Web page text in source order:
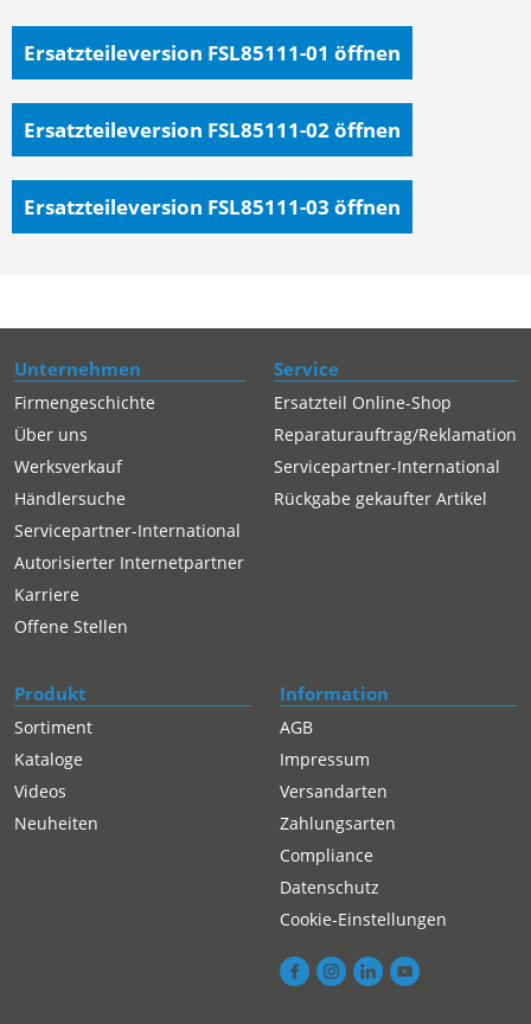
Ersatzteileversion FSL85111-01 öffnen
Ersatzteileversion FSL85111-02öffnen
Ersatzteileversion FSL85111-03 öffnen
Unternehmen
Firmengeschichte
Über uns
Werksverkauf
Händlersuche
Servicepartner-International
Autorisierter Internetpartner
Karriere
Offene Stellen
Service
Ersatzteil Online-Shop
Reparaturauftrag/Reklamation
Servicepartner-International
Rückgabe gekaufter Artikel
Produkt
Sortiment
Kataloge
Videos
Neuheiten
Information
AGB
Impressum
Versandarten
Zahlungsarten
Compliance
Datenschutz
Cookie-Einstellungen